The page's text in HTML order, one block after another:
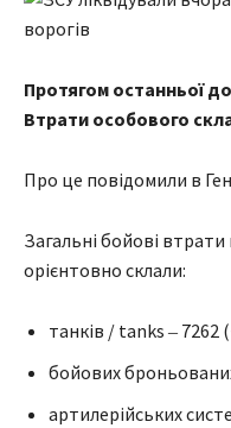
Протягом останньої
Втрати особового
Про це повідомили в
Загальні бойові
орієнтовно склали:
танків / tanks ‒ 7262
бойових
артилерійських